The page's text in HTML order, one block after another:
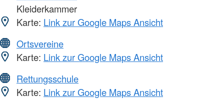
Kleiderkammer
Karte: Link zur Google Maps Ansicht
Ortsvereine
Karte: Link zur Google Maps Ansicht
Rettungsschule
Karte: Link zur Google Maps Ansicht